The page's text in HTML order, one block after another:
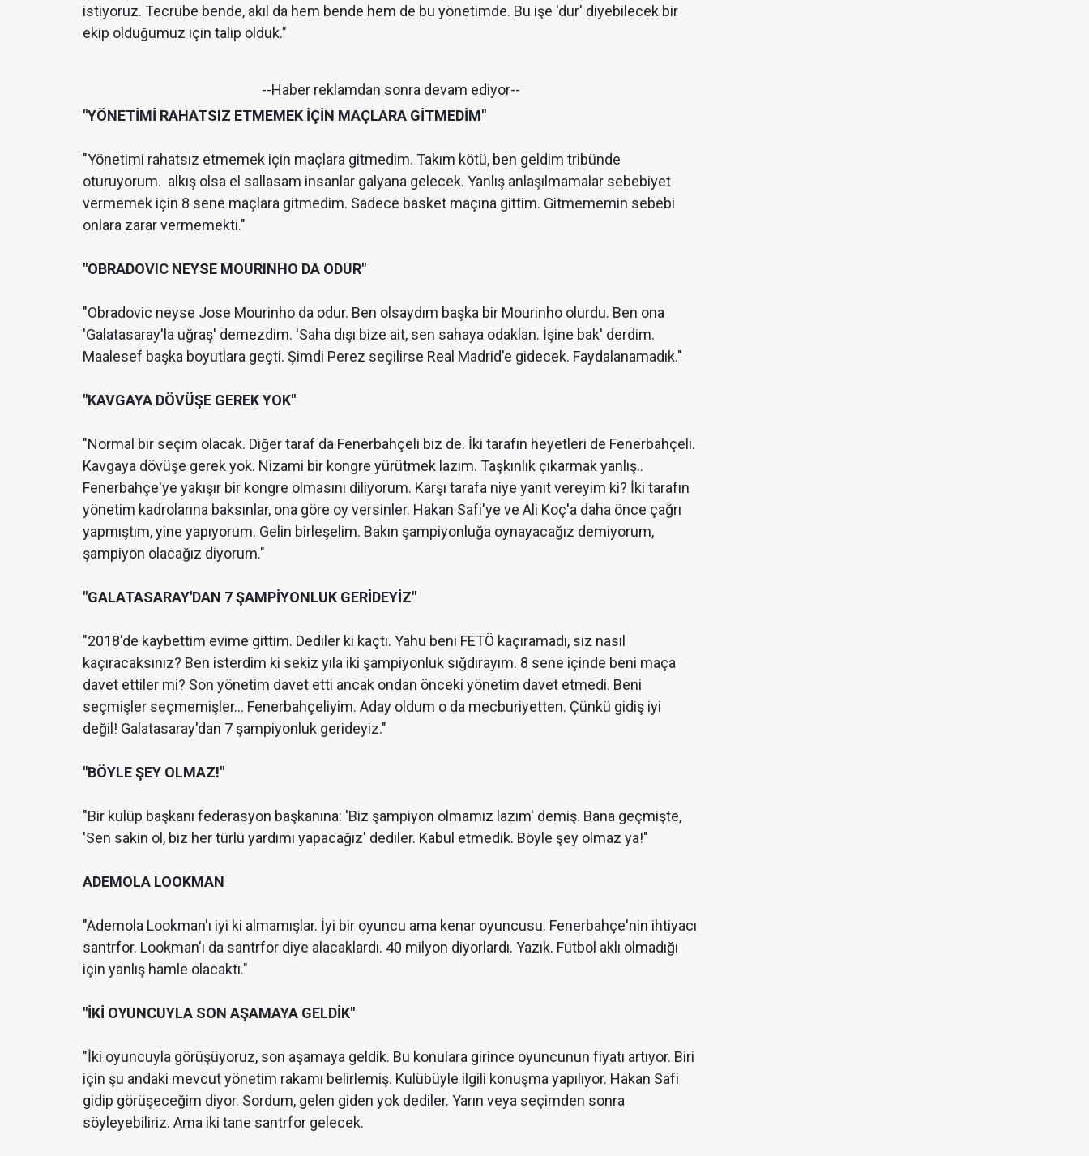
istiyoruz. Tecrübe bende, akıl da hem bende hem de bu yönetimde. Bu işe 'dur' diyebilecek bir
ekip olduğumuz için talip olduk."
--Haber reklamdan sonra devam ediyor--
"YÖNETİMİ RAHATSIZ ETMEMEK İÇİN MAÇLARA GİTMEDİM"
"Yönetimi rahatsız etmemek için maçlara gitmedim. Takım kötü, ben geldim tribünde
oturuyorum. alkış olsa el sallasam insanlar galyana gelecek. Yanlış anlaşılmamalar sebebiyet
vermemek için 8 sene maçlara gitmedim. Sadece basket maçına gittim. Gitmememin sebebi
onlara zarar vermemekti."
"OBRADOVIC NEYSE MOURINHO DA ODUR"
"Obradovic neyse Jose Mourinho da odur. Ben olsaydım başka bir Mourinho olurdu. Ben ona
'Galatasaray'la uğraş' demezdim. 'Saha dışı bize ait, sen sahaya odaklan. İşine bak' derdim.
Maalesef başka boyutlara geçti. Şimdi Perez seçilirse Real Madrid'e gidecek. Faydalanamadık."
"KAVGAYA DÖVÜŞE GEREK YOK"
"Normal bir seçim olacak. Diğer taraf da Fenerbahçeli biz de. İki tarafın heyetleri de Fenerbahçeli.
Kavgaya dövüşe gerek yok. Nizami bir kongre yürütmek lazım. Taşkınlık çıkarmak yanlış..
Fenerbahçe'ye yakışır bir kongre olmasını diliyorum. Karşı tarafa niye yanıt vereyim ki? İki tarafın
yönetim kadrolarına baksınlar, ona göre oy versinler. Hakan Safi'ye ve Ali Koç'a daha önce çağrı
yapmıştım, yine yapıyorum. Gelin birleşelim. Bakın şampiyonluğa oynayacağız demiyorum,
şampiyon olacağız diyorum."
"GALATASARAY'DAN 7 ŞAMPİYONLUK GERİDEYİZ"
"2018'de kaybettim evime gittim. Dediler ki kaçtı. Yahu beni FETÖ kaçıramadı, siz nasıl
kaçıracaksınız? Ben isterdim ki sekiz yıla iki şampiyonluk sığdırayım. 8 sene içinde beni maça
davet ettiler mi? Son yönetim davet etti ancak ondan önceki yönetim davet etmedi. Beni
seçmişler seçmemişler... Fenerbahçeliyim. Aday oldum o da mecburiyetten. Çünkü gidiş iyi
değil! Galatasaray'dan 7 şampiyonluk gerideyiz."
"BÖYLE ŞEY OLMAZ!"
"Bir kulüp başkanı federasyon başkanına: 'Biz şampiyon olmamız lazım' demiş. Bana geçmişte,
'Sen sakin ol, biz her türlü yardımı yapacağız' dediler. Kabul etmedik. Böyle şey olmaz ya!"
ADEMOLA LOOKMAN
"Ademola Lookman'ı iyi ki almamışlar. İyi bir oyuncu ama kenar oyuncusu. Fenerbahçe'nin ihtiyacı
santrfor. Lookman'ı da santrfor diye alacaklardı. 40 milyon diyorlardı. Yazık. Futbol aklı olmadığı
için yanlış hamle olacaktı."
"İKİ OYUNCUYLA SON AŞAMAYA GELDİK"
"İki oyuncuyla görüşüyoruz, son aşamaya geldik. Bu konulara girince oyuncunun fiyatı artıyor. Biri
için şu andaki mevcut yönetim rakamı belirlemiş. Kulübüyle ilgili konuşma yapılıyor. Hakan Safi
gidip görüşeceğim diyor. Sordum, gelen giden yok dediler. Yarın veya seçimden sonra
söyleyebiliriz. Ama iki tane santrfor gelecek.